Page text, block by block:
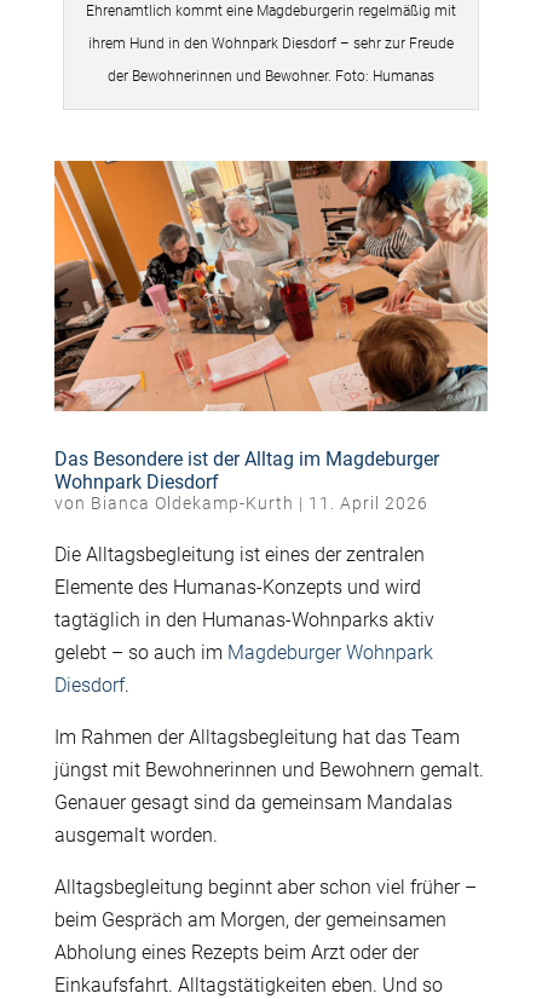
Ehrenamtlich kommt eine Magdeburgerin regelmäßig mit
ihrem Hund in den Wohnpark Diesdorf – sehr zur Freude
der Bewohnerinnen und Bewohner. Foto: Humanas
Das Besondere ist der Alltag im Magdeburger
Wohnpark Diesdorf
von Bianca Oldekamp-Kurth | 11. April 2026
Die Alltagsbegleitung ist eines der zentralen
Elemente des Humanas-Konzepts und wird
tagtäglich in den Humanas-Wohnparks aktiv
gelebt – so auch im Magdeburger Wohnpark
Diesdorf.
Im Rahmen der Alltagsbegleitung hat das Team
jüngst mit Bewohnerinnen und Bewohnern gemalt.
Genauer gesagt sind da gemeinsam Mandalas
ausgemalt worden.
Alltagsbegleitung beginnt aber schon viel früher –
beim Gespräch am Morgen, der gemeinsamen
Abholung eines Rezepts beim Arzt oder der
Einkaufsfahrt. Alltagstätigkeiten eben. Und so